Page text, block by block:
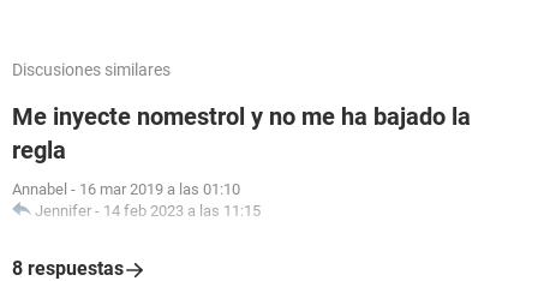
Discusiones similares
Me inyecte nomestrol y no me ha bajado la
regla
Annabel - 16 mar 2019 a las 01:10
Jennifer - 14 feb 2023 a las 11:15
8 respuestas